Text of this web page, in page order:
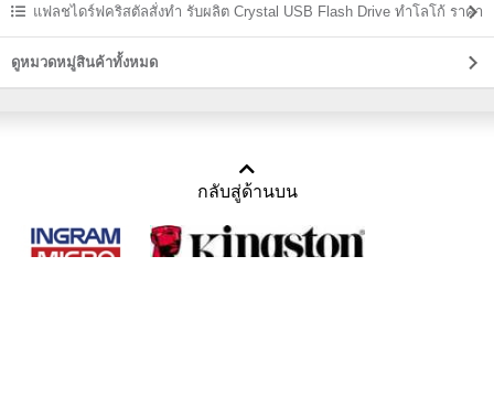
ถูก แฟลชไดร์ฟคริสตัลสั่งทำ รับผลิต Crystal USB Flash Drive ทำโลโก้ ราคา
ส่ง
ดูหมวดหมู่สินค้าทั้งหมด
กลับสู่ด้านบน